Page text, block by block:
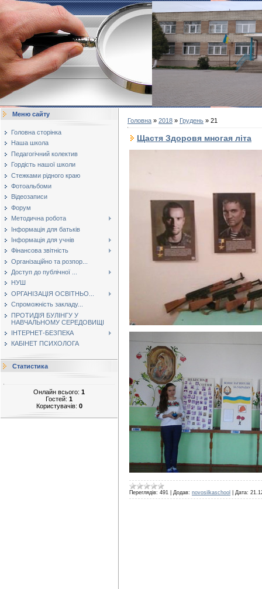
Меню сайту
Головна сторінка
Наша школа
Педагогічний колектив
Гордість нашої школи
Стежками рідного краю
Фотоальбоми
Відеозаписи
Форум
Методична робота
Інформація для батьків
Інформація для учнів
Фінансова звітність
Організаційно та розпор...
Доступ до публічної ...
НУШ
ОРГАНІЗАЦІЯ ОСВІТНЬО...
Спроможність закладу...
ПРОТИДІЯ БУЛІНГУ У
НАВЧАЛЬНОМУ СЕРЕДОВИЩІ
ІНТЕРНЕТ-БЕЗПЕКА
КАБІНЕТ ПСИХОЛОГА
Статистика
Онлайн всього: 1
Гостей: 1
Користувачів: 0
Головна » 2018 » Грудень » 21
Щастя Здоровя многая літа
Переглядів: 491 Додав: novosilkaschool Дата: